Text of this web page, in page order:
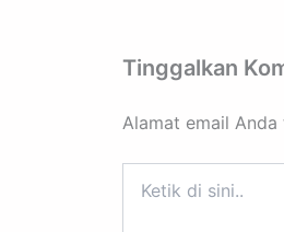
Tinggalkan
Alamat email